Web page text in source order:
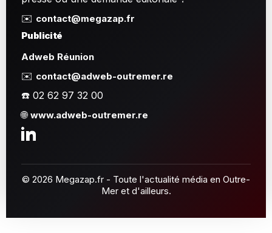
✉️ contact@megazap.fr
Publicité
Adweb Réunion
✉️ contact@adweb-outremer.re
☎️ 02 62 97 32 00
🌐www.adweb-outremer.re
© 2026 Megazap.fr - Toute l'actualité média en Outre-
Mer et d'ailleurs.